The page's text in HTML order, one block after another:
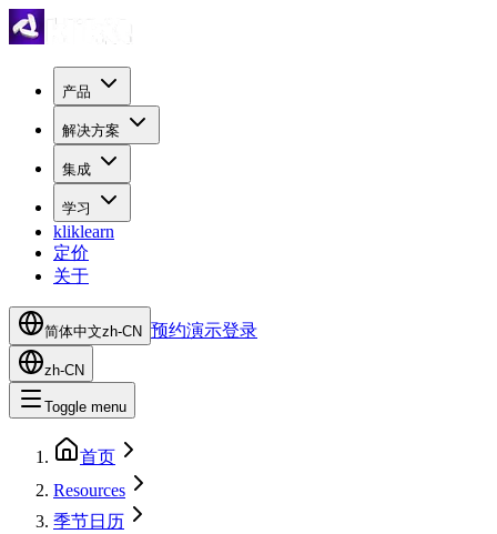
产品
解决方案
集成
学习
kliklearn
定价
关于
简体中文zh-CN 预约演示登录
zh-CN
Toggle menu
首页
Resources
季节日历